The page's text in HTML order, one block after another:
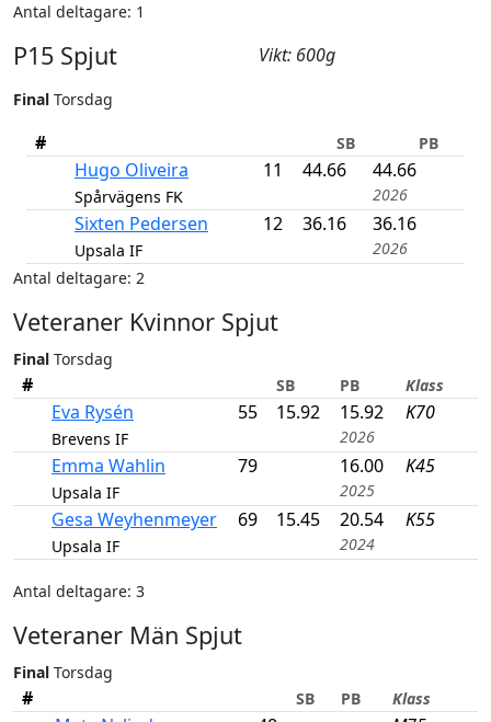
Antal deltagare: 1
P15 Spjut Vikt: 600g
Final Torsdag
# SB PB
Hugo Oliveira
Spårvägens FK
11 44.66 44.66
2026
Sixten Pedersen
Upsala IF
12 36.16 36.16
2026
Antal deltagare: 2
Veteraner Kvinnor Spjut
Final Torsdag
# SB PB Klass
Eva Rysén
Brevens IF
55 15.92 15.92
2026
K70
Emma Wahlin
Upsala IF
79 16.00
2025
K45
Gesa Weyhenmeyer
Upsala IF
69 15.45 20.54
2024
K55
Antal deltagare: 3
Veteraner Män Spjut
Final Torsdag
# SB PB Klass